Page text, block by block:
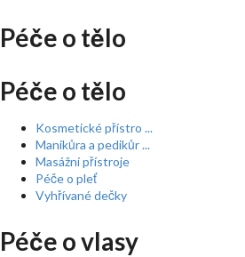
Péče o tělo
Péče o tělo
Kosmetické přístro ...
Manikůra a pedikůr ...
Masážní přístroje
Péče o pleť
Vyhřívané dečky
Péče o vlasy